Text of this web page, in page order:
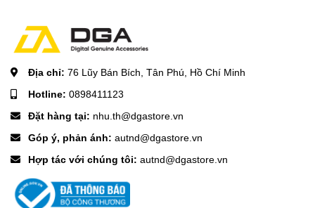
Địa chỉ: 76 Lũy Bán Bích, Tân Phú, Hồ Chí Minh
Hotline: 0898411123
Đặt hàng tại: nhu.th@dgastore.vn
Góp ý, phản ánh: autnd@dgastore.vn
Hợp tác với chúng tôi: autnd@dgastore.vn